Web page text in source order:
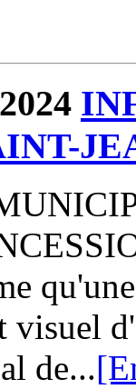
qu'une
visuel
de...